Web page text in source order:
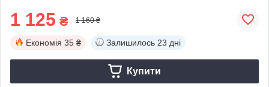
1 125 ₴ 1 160 ₴
Економія 35 ₴ Залишилось 23 дні
Купити